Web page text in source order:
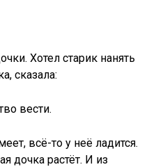
Хотел старик нанять
сказала:
вести.
всё-то у неё ладится.
дочка растёт. И из